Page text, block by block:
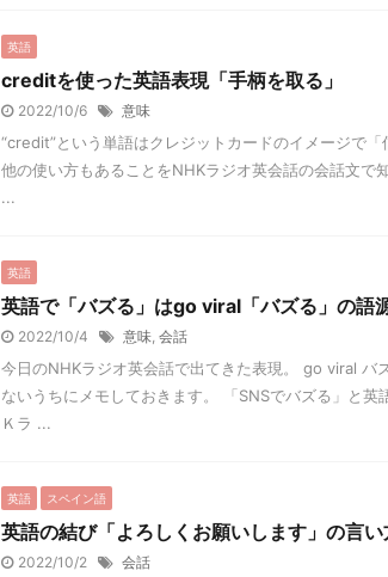
英語
creditを使った英語表現「手柄を取る」
2022/10/6 意味
“credit”という単語はクレジットカードのイメージで「
他の使い方もあることをNHKラジオ英会話の会話文で
...
英語
英語で「バズる」はgo viral「バズる」の語
2022/10/4 意味, 会話
今日のNHKラジオ英会話で出てきた表現。 go viral バ
ないうちにメモしておきます。 「SNSでバズる」と英
Ｋラ ...
英語 スペイン語
英語の結び「よろしくお願いします」の言い
2022/10/2 会話